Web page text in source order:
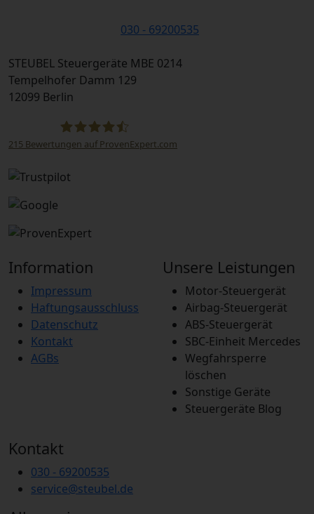
030 - 69200535
STEUBEL Steuergeräte MBE 0214
Tempelhofer Damm 129
12099 Berlin
215 Bewertungen auf ProvenExpert.com
Information
Impressum
Haftungsausschluss
Datenschutz
Kontakt
AGBs
Unsere Leistungen
Motor-Steuergerät
Airbag-Steuergerät
ABS-Steuergerät
SBC-Einheit Mercedes
Wegfahrsperre
löschen
Sonstige Geräte
Steuergeräte Blog
Kontakt
030 - 69200535
service@steubel.de